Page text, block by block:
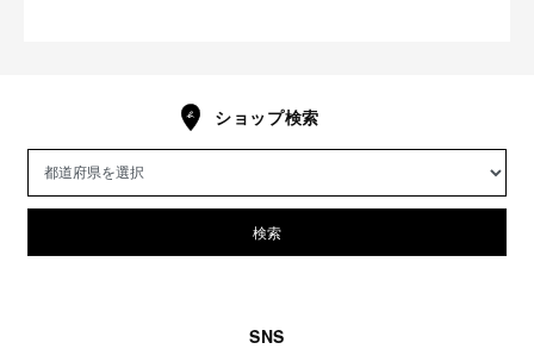
ショップ検索
検索
SNS